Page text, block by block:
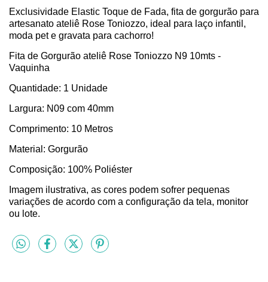
Exclusividade Elastic Toque de Fada, fita de gorgurão para
artesanato ateliê Rose Toniozzo, ideal para laço infantil,
moda pet e gravata para cachorro!
Fita de Gorgurão ateliê Rose Toniozzo N9 10mts -
Vaquinha
Quantidade: 1 Unidade
Largura: N09 com 40mm
Comprimento: 10 Metros
Material: Gorgurão
Composição: 100% Poliéster
Imagem ilustrativa, as cores podem sofrer pequenas
variações de acordo com a configuração da tela, monitor
ou lote.